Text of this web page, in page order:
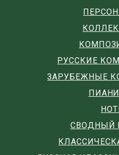
РУССКИЕ
ЗАРУБЕЖНЫЕ
СВОДНЫЙ